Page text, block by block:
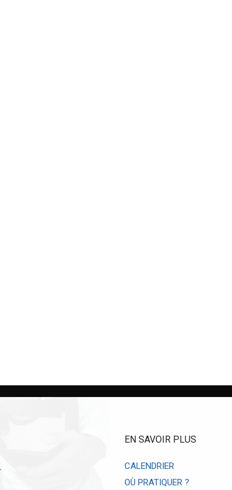
EN SAVOIR PLUS
CALENDRIER
OÙ PRATIQUER ?